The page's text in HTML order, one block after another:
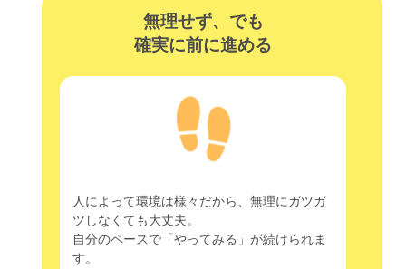
無理せず、でも
確実に前に進める
人によって環境は様々だから、無理にガツガ
ツしなくても大丈夫。
自分のペースで「やってみる」が続けられま
す。